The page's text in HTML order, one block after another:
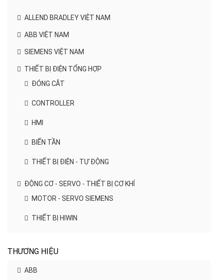
ALLEND BRADLEY VIỆT NAM
ABB VIỆT NAM
SIEMENS VIỆT NAM
THIẾT BỊ ĐIỆN TỔNG HỢP
ĐÓNG CẮT
CONTROLLER
HMI
BIẾN TẦN
THIẾT BỊ ĐIỆN - TỰ ĐỘNG
ĐỘNG CƠ - SERVO - THIẾT BỊ CƠ KHÍ
MOTOR - SERVO SIEMENS
THIẾT BỊ HIWIN
THƯƠNG HIỆU
ABB